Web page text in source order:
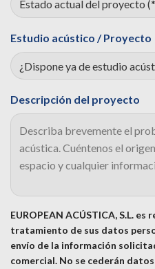
Estudio acústico / Proyecto
Descripción del proyecto
EUROPEAN ACÚSTICA, S.L. es
tratamiento de sus datos
envío de la información
comercial. No se cederán